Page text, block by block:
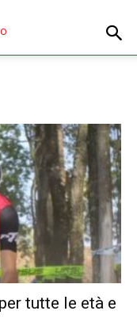
tutte le età e